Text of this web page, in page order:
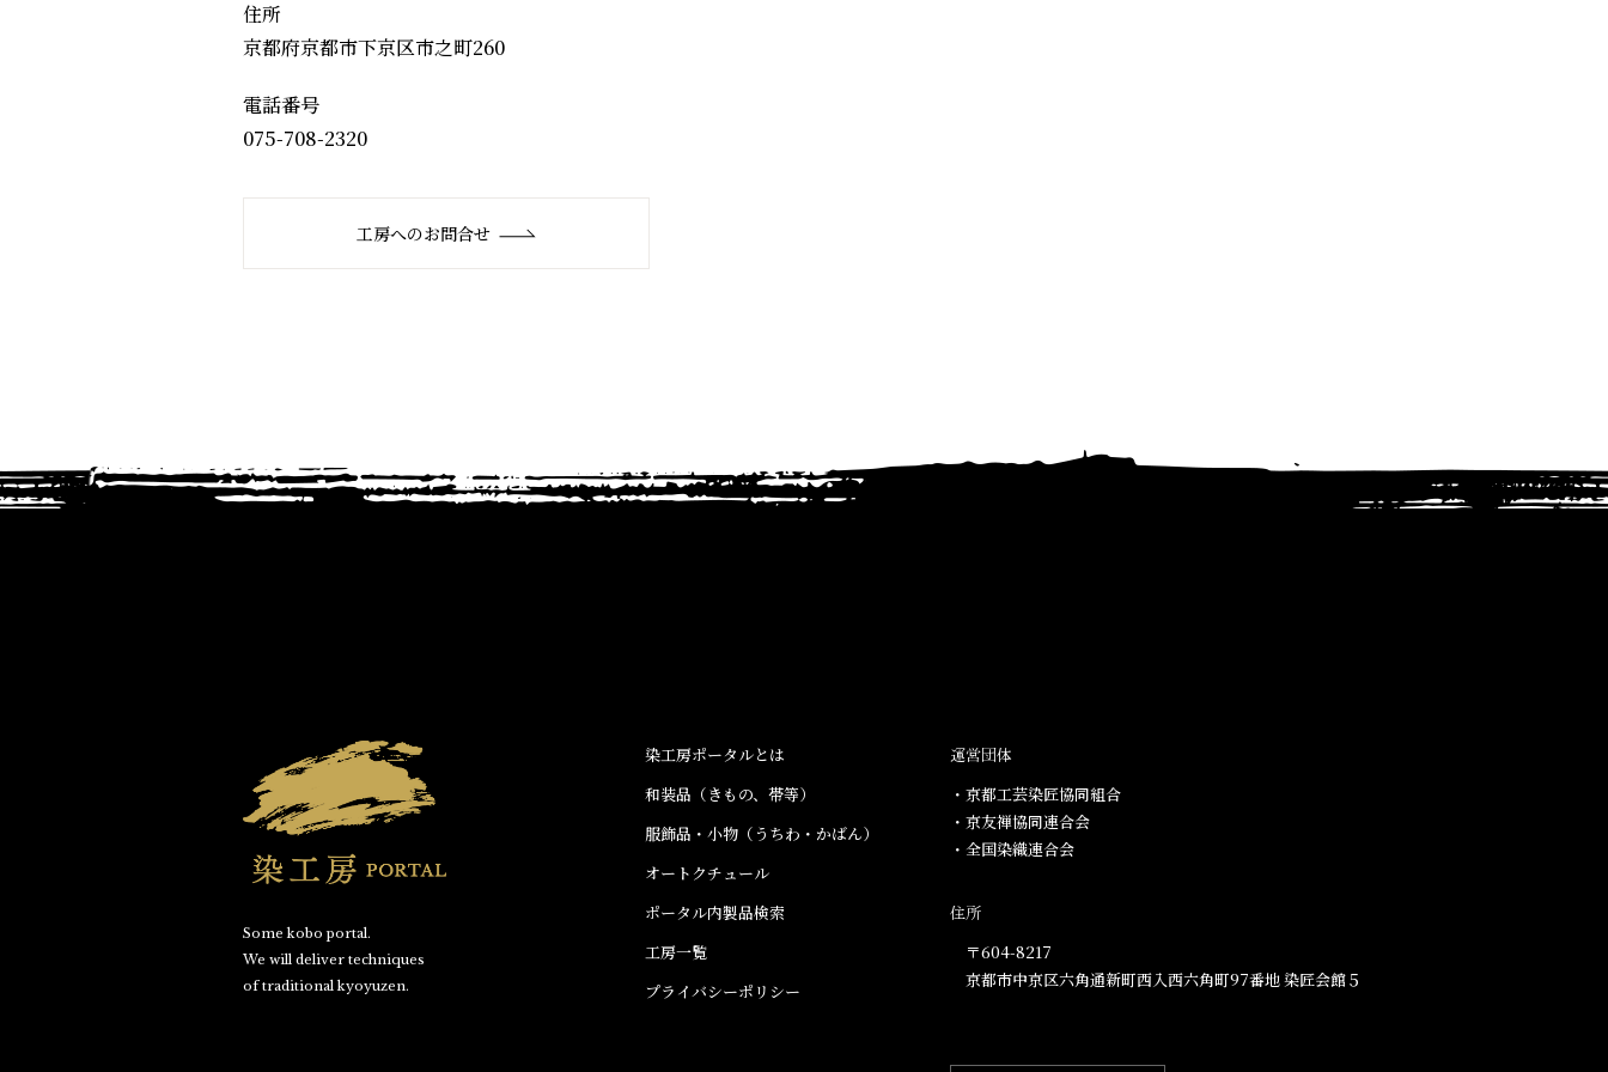
住所
京都府京都市下京区市之町260
電話番号
075-708-2320
工房へのお問合せ
Some kobo portal.
We will deliver techniques
of traditional kyoyuzen.
染工房ポータルとは
和装品（きもの、帯等）​
服飾品・小物​（うちわ・かばん）
オートクチュール
ポータル内製品検索
工房一覧
プライバシーポリシー
運営団体
・京都工芸染匠協同組合​
・京友禅協同連合会
・全国染織連合会
住所
〒604-8217
京都市中京区六角通新町西入西六角町97番地​ 染匠会館５